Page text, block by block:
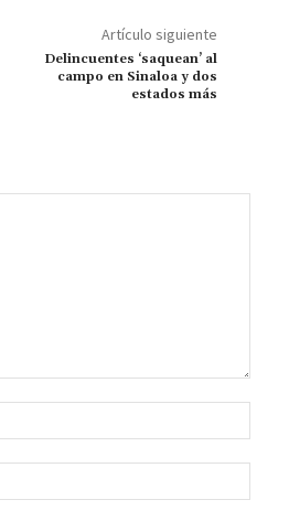
ge
r
m Li
n
k
Artículo siguiente
Delincuentes ‘saquean’ al
campo en Sinaloa y dos
estados más